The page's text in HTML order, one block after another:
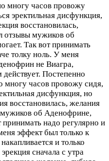
многу часов провожу
эректильная дисфункция,
восстановилась,
отзывы мужиков об
Так вот принимать
толку ноль. У меня
не Виагра,
действует. Постепенно
многу часов провожу сидя,
дисфункция, но
восстановилась, желания
мужиков об Аденофрине,
принимать надо регулярно и
эффект был только к
и только
сначала с утра